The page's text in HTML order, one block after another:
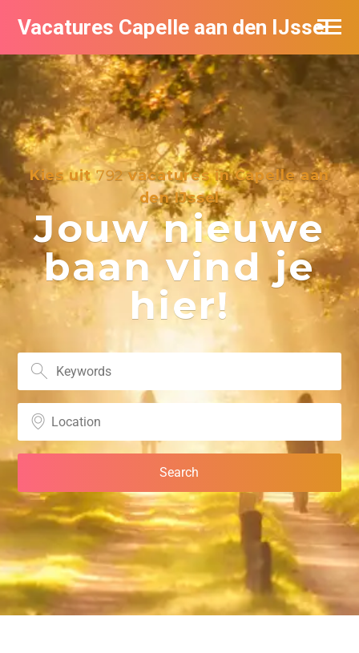
Vacatures Capelle aan den IJssel
Kies uit792vacatures in Capelle aan
den IJssel
Jouw nieuwe
baan vind je
hier!